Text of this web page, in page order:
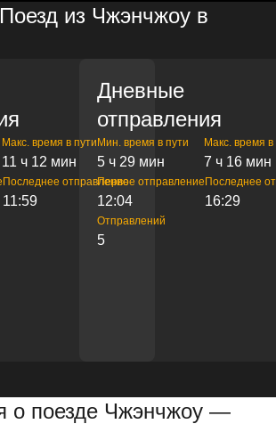
из Чжэнчжоу в
Макс. время в пути
11 ч 12 мин
Последнее отправление
11:59
Дневные
отправления
Мин. время в пути
5 ч 29 мин
Макс. время в
7 ч 16 мин
Первое отправление
12:04
Последнее
16:29
Отправлений
5
о поезде Чжэнчжоу —